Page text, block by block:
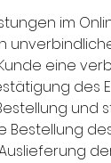
im
eine
des
und
Bestellung